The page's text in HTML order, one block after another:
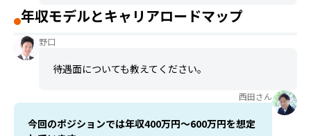
年収モデルとキャリアロードマップ
野口
待遇面についても教えてください。
西田さん
今回のポジションでは年収400万円〜600万円を想定